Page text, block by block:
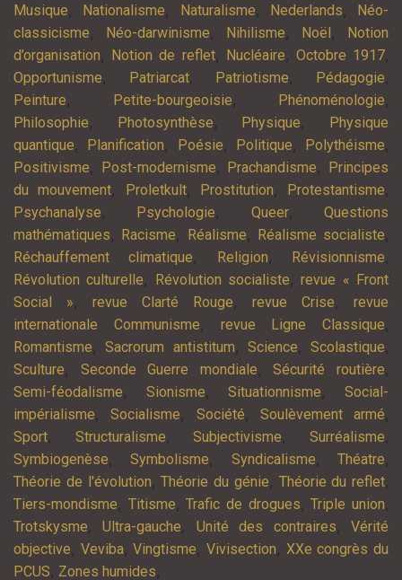
Musique, Nationalisme, Naturalisme, Nederlands,
Néo-
classicisme, Néo-darwinisme, Nihilisme, Noël ,
Notion
d’organisation, Notion de reflet, Nucléaire, Octobre 1917,
Opportunisme, Patriarcat, Patriotisme, Pédagogie,
Peinture, Petite-bourgeoisie, Phénoménologie,
Philosophie, Photosynthèse, Physique,
Physique
quantique, Planification, Poésie, Politique, Polythéisme,
Positivisme, Post-modernisme, Prachandisme,
Principes
du mouvement, Proletkult, Prostitution, Protestantisme,
Psychanalyse, Psychologie, Queer,Questions
mathématiques, Racisme, Réalisme, Réalisme socialiste,
Réchauffement climatique, Religion, Révisionnisme,
Révolution culturelle, Révolution socialiste,revue « Front
Social », revue Clarté Rouge, revue Crise, revue
internationale Communisme, revue Ligne Classique,
Romantisme,Sacrorum antistitum, Science, Scolastique,
Sculture, Seconde Guerre mondiale,Sécurité routière,
Semi-féodalisme, Sionisme,Situationnisme,Social-
impérialisme,Socialisme, Société, Soulèvement armé,
Sport, Structuralisme,Subjectivisme,Surréalisme,
Symbiogenèse,Symbolisme, Syndicalisme,Théatre,
Théorie de l'évolution,Théorie du génie, Théorie du reflet,
Tiers-mondisme, Titisme,Trafic de drogues,Triple union,
Trotskysme,Ultra-gauche, Unité des contraires,Vérité
objective, Veviba,Vingtisme,Vivisection, XXe congrès du
PCUS, Zones humides,